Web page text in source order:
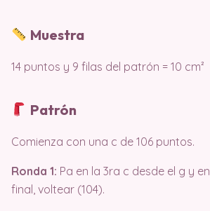
Muestra
14 puntos y 9 filas del patrón = 10 cm²
Patrón
Comienza con una c de 106 puntos.
Ronda 1: Pa en la 3ra c desde el g y
final, voltear (104).